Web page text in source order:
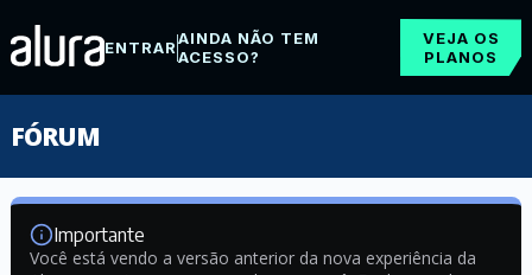
ENTRARAINDA NÃO TEM
ACESSO?
VEJA OS
PLANOS
FÓRUM
Importante
Você está vendo a versão anterior da nova experiência da